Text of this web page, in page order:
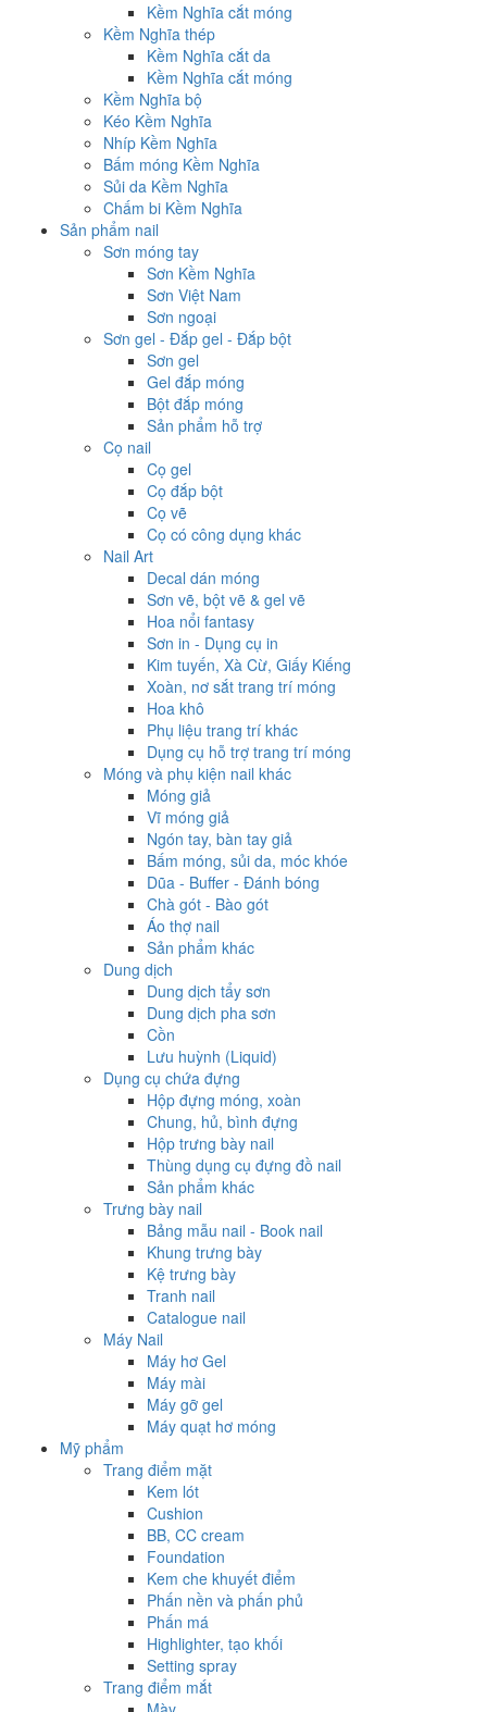
Kềm Nghĩa cắt móng
Kềm Nghĩa thép
Kềm Nghĩa cắt da
Kềm Nghĩa cắt móng
Kềm Nghĩa bộ
Kéo Kềm Nghĩa
Nhíp Kềm Nghĩa
Bấm móng Kềm Nghĩa
Sủi da Kềm Nghĩa
Chấm bi Kềm Nghĩa
Sản phẩm nail
Sơn móng tay
Sơn Kềm Nghĩa
Sơn Việt Nam
Sơn ngoại
Sơn gel - Đắp gel - Đắp bột
Sơn gel
Gel đắp móng
Bột đắp móng
Sản phẩm hỗ trợ
Cọ nail
Cọ gel
Cọ đắp bột
Cọ vẽ
Cọ có công dụng khác
Nail Art
Decal dán móng
Sơn vẽ, bột vẽ & gel vẽ
Hoa nổi fantasy
Sơn in - Dụng cụ in
Kim tuyến, Xà Cừ, Giấy Kiếng
Xoàn, nơ sắt trang trí móng
Hoa khô
Phụ liệu trang trí khác
Dụng cụ hỗ trợ trang trí móng
Móng và phụ kiện nail khác
Móng giả
Vĩ móng giả
Ngón tay, bàn tay giả
Bấm móng, sủi da, móc khóe
Dũa - Buffer - Đánh bóng
Chà gót - Bào gót
Áo thợ nail
Sản phẩm khác
Dung dịch
Dung dịch tẩy sơn
Dung dịch pha sơn
Cồn
Lưu huỳnh (Liquid)
Dụng cụ chứa đựng
Hộp đựng móng, xoàn
Chung, hủ, bình đựng
Hộp trưng bày nail
Thùng dụng cụ đựng đồ nail
Sản phẩm khác
Trưng bày nail
Bảng mẫu nail - Book nail
Khung trưng bày
Kệ trưng bày
Tranh nail
Catalogue nail
Máy Nail
Máy hơ Gel
Máy mài
Máy gỡ gel
Máy quạt hơ móng
Mỹ phẩm
Trang điểm mặt
Kem lót
Cushion
BB, CC cream
Foundation
Kem che khuyết điểm
Phấn nền và phấn phủ
Phấn má
Highlighter, tạo khối
Setting spray
Trang điểm mắt